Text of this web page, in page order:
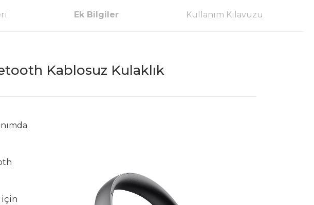
Ek Bilgiler Kullanım Kılavuzu
Kablosuz Kulaklık
için